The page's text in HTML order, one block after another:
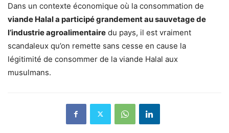
Dans un contexte économique où la consommation de
viande Halal a participé grandement au sauvetage de
l’industrie agroalimentaire du pays, il est vraiment
scandaleux qu’on remette sans cesse en cause la
légitimité de consommer de la viande Halal aux
musulmans.